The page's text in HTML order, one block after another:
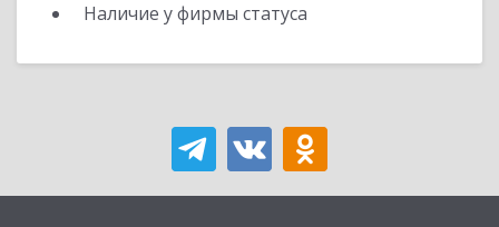
Наличие у фирмы статуса